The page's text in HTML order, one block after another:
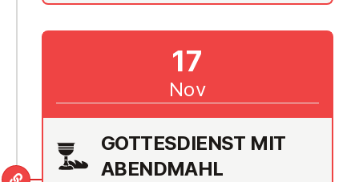
GOTTES­DI­ENST MIT
ABENDMAHL
17
Nov